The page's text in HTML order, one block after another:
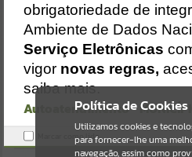
Resultados para""
Portais
Por favor,
Política de Cookies
Utilizamos cookies e
para fornecer-lhe uma
navegação, assim como
obrigatoriedade de
Ambiente de Dados
Serviço Eletrônicas
vigor novas regras,
saiba mais.
Autoatendimento -
Marcar como lido.
Ocorreu um erro de script:
Uncaught SyntaxError: Unexpected
https://palmasola.atende.net/
2ca1c.js?v=81b3e61e:47
Verificar Mais Detalhes